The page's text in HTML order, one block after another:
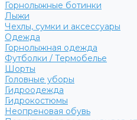
Горнолыжные ботинки
Лыжи
Чехлы, сумки и аксессуары
Одежда
Горнолыжная одежда
Футболки / Термобелье
Шорты
Головные уборы
Гидроодежда
Гидрокостюмы
Неопреновая обувь